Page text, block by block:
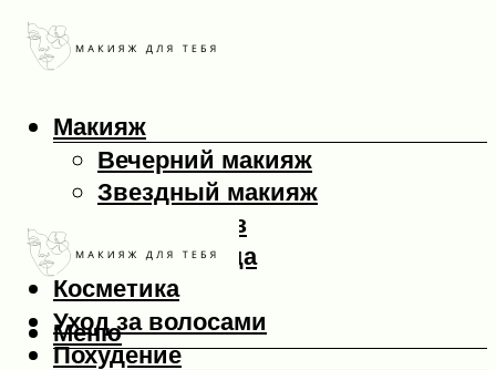
Макияж
Вечерний макияж
Звездный макияж
Макияж глаз
Макияж лица
Косметика
Уход за волосами
Похудение
Меню